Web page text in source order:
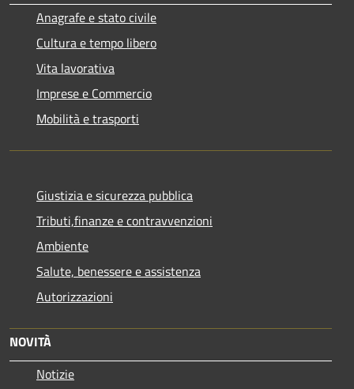
Anagrafe e stato civile
Cultura e tempo libero
Vita lavorativa
Imprese e Commercio
Mobilità e trasporti
Giustizia e sicurezza pubblica
Tributi,finanze e contravvenzioni
Ambiente
Salute, benessere e assistenza
Autorizzazioni
NOVITÀ
Notizie